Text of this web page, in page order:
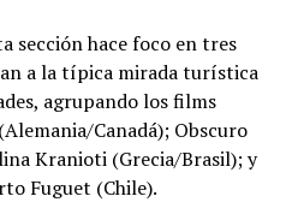
sección hace foco en tres
a la típica mirada turística
agrupando los films
Canadá); Obscuro
Kranioti (Grecia/Brasil); y
Fuguet (Chile).